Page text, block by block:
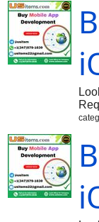
—upside down. It
breakup. I’d
you are.”
that made the